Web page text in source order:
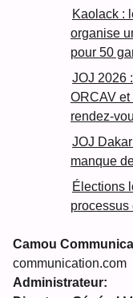
Kaolack :
organise
pour 50
JOJ 2026
ORCAV
rendez-
JOJ
manque
Élections
processus
Camou
communication.com
Administrateur: